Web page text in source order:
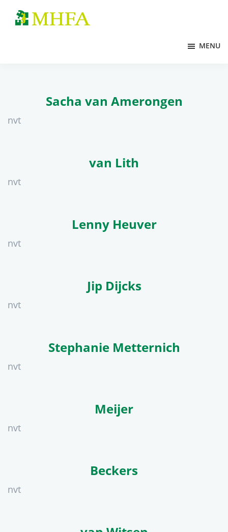
naar
naar
MENU
Sacha van Amerongen
nvt
van Lith
nvt
Lenny Heuver
nvt
Jip Dijcks
nvt
Stephanie Metternich
nvt
Meijer
nvt
Beckers
nvt